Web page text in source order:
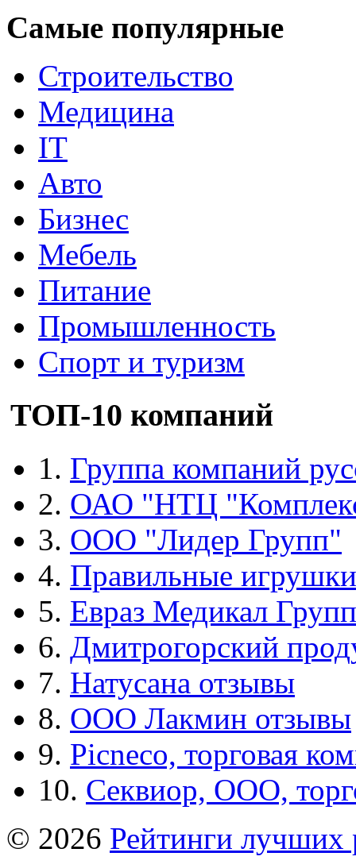
Самые популярные
Строительство
Медицина
IT
Авто
Бизнес
Мебель
Питание
Промышленность
Спорт и туризм
ТОП-10 компаний
1. Группа компаний
2. ОАО "НТЦ
3. ООО "Лидер Групп"
4. Правильные игрушки
5. Евраз Медикал Групп
6. Дмитрогорский
7. Натусана отзывы
8. ООО Лакмин отзывы
9. Picneco, торговая
10. Секвиор, ООО,
© 2026 Рейтинги лучших